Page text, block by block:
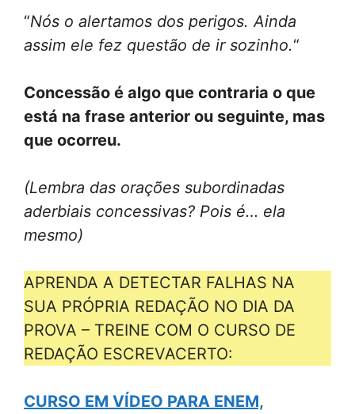
“Nós o alertamos dos perigos. Ainda
assim ele fez questão de ir sozinho.“
Concessão é algo que contraria o que
está na frase anterior ou seguinte, mas
que ocorreu.
(Lembra das orações subordinadas
aderbiais concessivas? Pois é… ela
mesmo)
APRENDA A DETECTAR FALHAS NA
SUA PRÓPRIA REDAÇÃO NO DIA DA
PROVA – TREINE COM O CURSO DE
REDAÇÃO ESCREVACERTO:
CURSO EM VÍDEO PARA ENEM,